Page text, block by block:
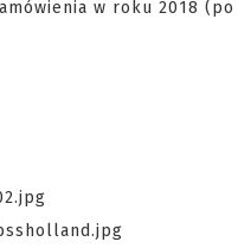
w roku 2018